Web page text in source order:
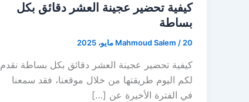
كيفية تحضير عجينة العشر دقائق بكل
بساطة
Mahmoud Salem /20 مايو، 2025
كيفية تحضير عجينة العشر دقائق بكل بساطة نقدم
لكم اليوم طريقتها من خلال موقعنا، فقد سمعنا
في الفترة الأخيرة عن […]